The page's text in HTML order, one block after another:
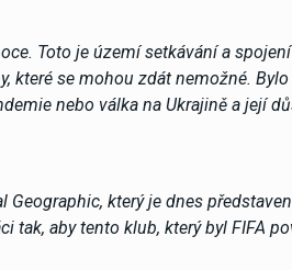
Toto je území setkávání a
které se mohou zdát nemožné.
nebo válka na Ukrajině a její
který je dnes
tak, aby tento klub, který byl FIFA